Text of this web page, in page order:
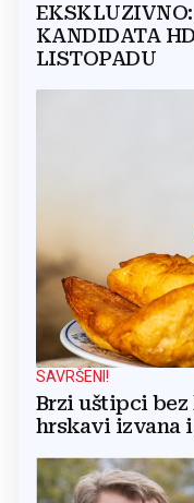
KANDIDATA
LISTOPADU
SAVRŠENI!
Brzi uštipci bez
hrskavi izvana